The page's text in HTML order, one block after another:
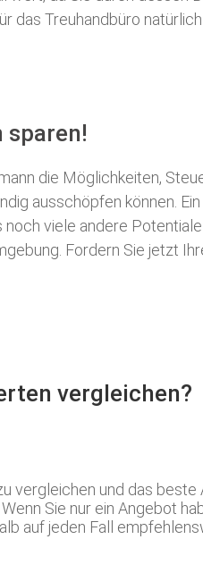
Treuhandbüro
die Möglichkeiten,
ausschöpfen können.
viele andere
Fordern Sie jetzt
vergleichen?
vergleichen und das
Sie nur ein Angebot
auf jeden Fall